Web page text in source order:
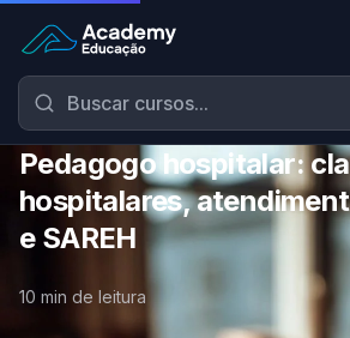
Academy Educação — Página Inicial
Pedagogo hospitalar:
hospitalares,
e SAREH
10 min de leitura